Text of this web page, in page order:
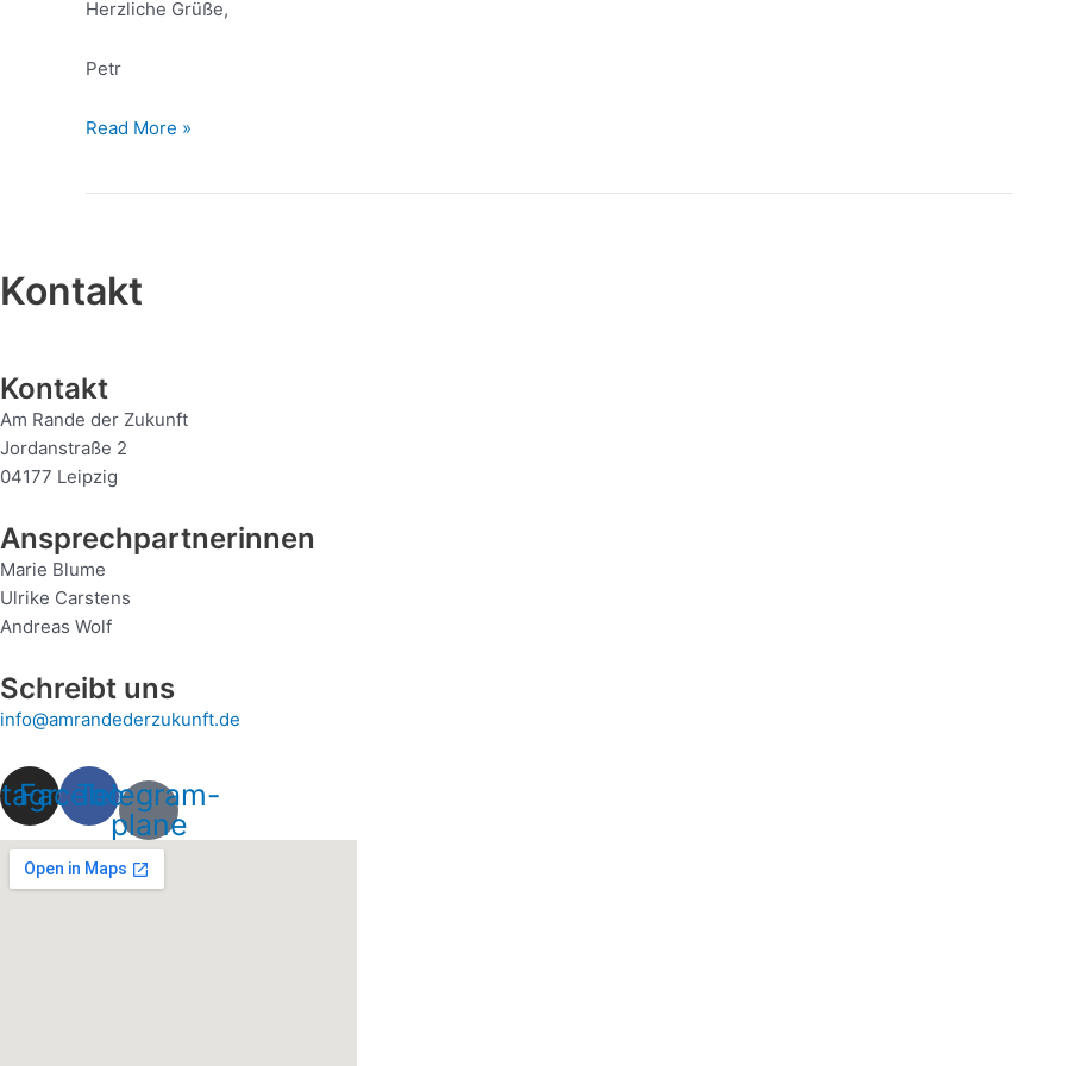
Herzliche Grüße,
Petr
Read More »
Kontakt
Kontakt
Am Rande der Zukunft
Jordanstraße 2
04177 Leipzig
Ansprechpartnerinnen
Marie Blume
Ulrike Carstens
Andreas Wolf
Schreibt uns
info@amrandederzukunft.de
Facebook
Telegram-
plane